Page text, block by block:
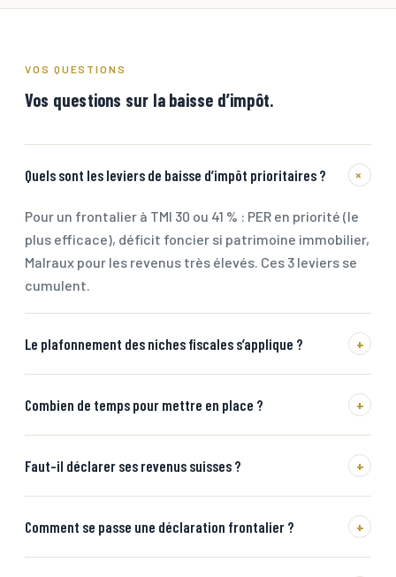
VOS QUESTIONS
Vos questions sur la baisse d’impôt.
Quels sont les leviers de baisse d’impôt prioritaires ? +
Pour un frontalier à TMI 30 ou 41 % : PER en priorité (le
plus efficace), déficit foncier si patrimoine immobilier,
Malraux pour les revenus très élevés. Ces 3 leviers se
cumulent.
Le plafonnement des niches fiscales s’applique ? +
Combien de temps pour mettre en place ? +
Faut-il déclarer ses revenus suisses ? +
Comment se passe une déclaration frontalier ? +